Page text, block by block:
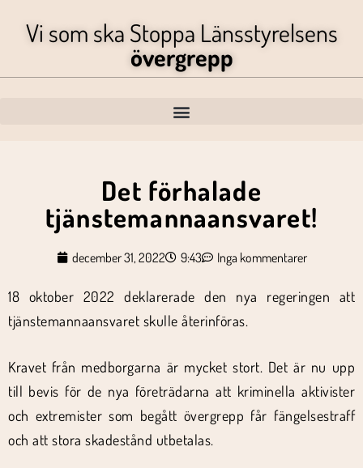
Vi som ska Stoppa Länsstyrelsens
övergrepp
Det förhalade
tjänstemannaansvaret!
december 31, 2022 9:43 Inga kommentarer
18 oktober 2022 deklarerade den nya regeringen att
tjänstemannaansvaret skulle återinföras.
Kravet från medborgarna är mycket stort. Det är nu upp
till bevis för de nya företrädarna att kriminella aktivister
och extremister som begått övergrepp får fängelsestraff
och att stora skadestånd utbetalas.